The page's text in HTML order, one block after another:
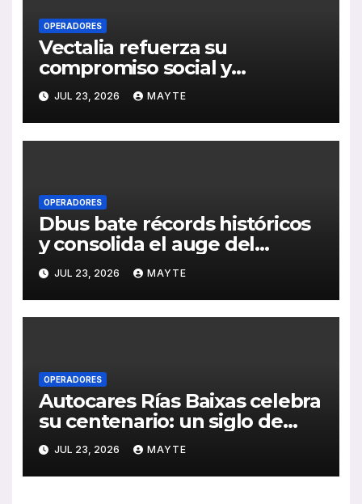
OPERADORES
Vectalia refuerza su
compromiso social y
medioambiental con la
publicación de su Memoria de
RSC 2025
JUL 23, 2026 MAYTE
OPERADORES
Dbus bate récords históricos
y consolida el auge del
transporte público en San
Sebastián
JUL 23, 2026 MAYTE
OPERADORES
Autocares Rías Baixas celebra
su centenario: un siglo de
historia, esfuerzo familiar y
compromiso con el
transporte gallego
JUL 23, 2026 MAYTE